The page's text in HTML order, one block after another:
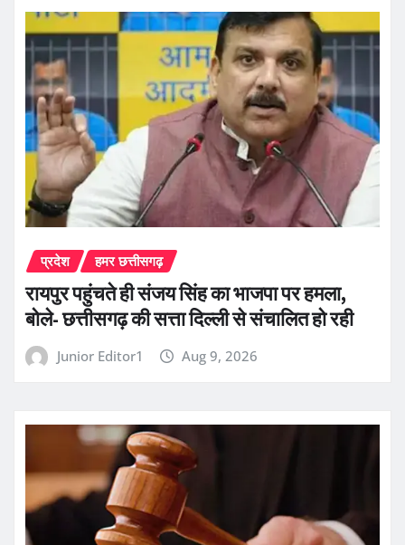
प्रदेश हमर छत्तीसगढ़
रायपुर पहुंचते ही संजय सिंह का भाजपा पर हमला,
बोले- छत्तीसगढ़ की सत्ता दिल्ली से संचालित हो रही
Junior Editor1 Aug 9, 2026